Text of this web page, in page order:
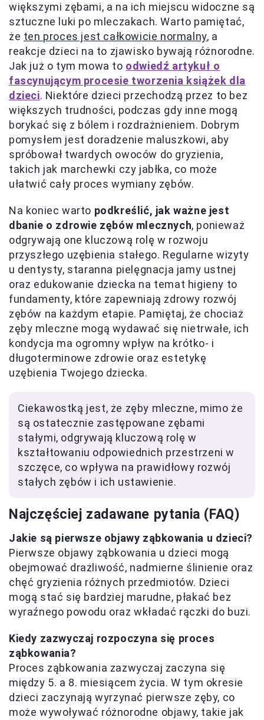
większymi zębami, a na ich miejscu widoczne są
sztuczne luki po mleczakach. Warto pamiętać,
że ten proces jest całkowicie normalny, a
reakcje dzieci na to zjawisko bywają różnorodne.
Jak już o tym mowa to odwiedź artykuł o
fascynującym procesie tworzenia książek dla
dzieci. Niektóre dzieci przechodzą przez to bez
większych trudności, podczas gdy inne mogą
borykać się z bólem i rozdrażnieniem. Dobrym
pomysłem jest doradzenie maluszkowi, aby
spróbował twardych owoców do gryzienia,
takich jak marchewki czy jabłka, co może
ułatwić cały proces wymiany zębów.
Na koniec warto podkreślić, jak ważne jest
dbanie o zdrowie zębów mlecznych, ponieważ
odgrywają one kluczową rolę w rozwoju
przyszłego uzębienia stałego. Regularne wizyty
u dentysty, staranna pielęgnacja jamy ustnej
oraz edukowanie dziecka na temat higieny to
fundamenty, które zapewniają zdrowy rozwój
zębów na każdym etapie. Pamiętaj, że chociaż
zęby mleczne mogą wydawać się nietrwałe, ich
kondycja ma ogromny wpływ na krótko- i
długoterminowe zdrowie oraz estetykę
uzębienia Twojego dziecka.
Ciekawostką jest, że zęby mleczne, mimo że
są ostatecznie zastępowane zębami
stałymi, odgrywają kluczową rolę w
kształtowaniu odpowiednich przestrzeni w
szczęce, co wpływa na prawidłowy rozwój
stałych zębów i ich ustawienie.
Najczęściej zadawane pytania (FAQ)
Jakie są pierwsze objawy ząbkowania u dzieci?
Pierwsze objawy ząbkowania u dzieci mogą
obejmować drażliwość, nadmierne ślinienie oraz
chęć gryzienia różnych przedmiotów. Dzieci
mogą stać się bardziej marudne, płakać bez
wyraźnego powodu oraz wkładać rączki do buzi.
Kiedy zazwyczaj rozpoczyna się proces
ząbkowania?
Proces ząbkowania zazwyczaj zaczyna się
między 5. a 8. miesiącem życia. W tym okresie
dzieci zaczynają wyrzynać pierwsze zęby, co
może wywoływać różnorodne objawy, takie jak